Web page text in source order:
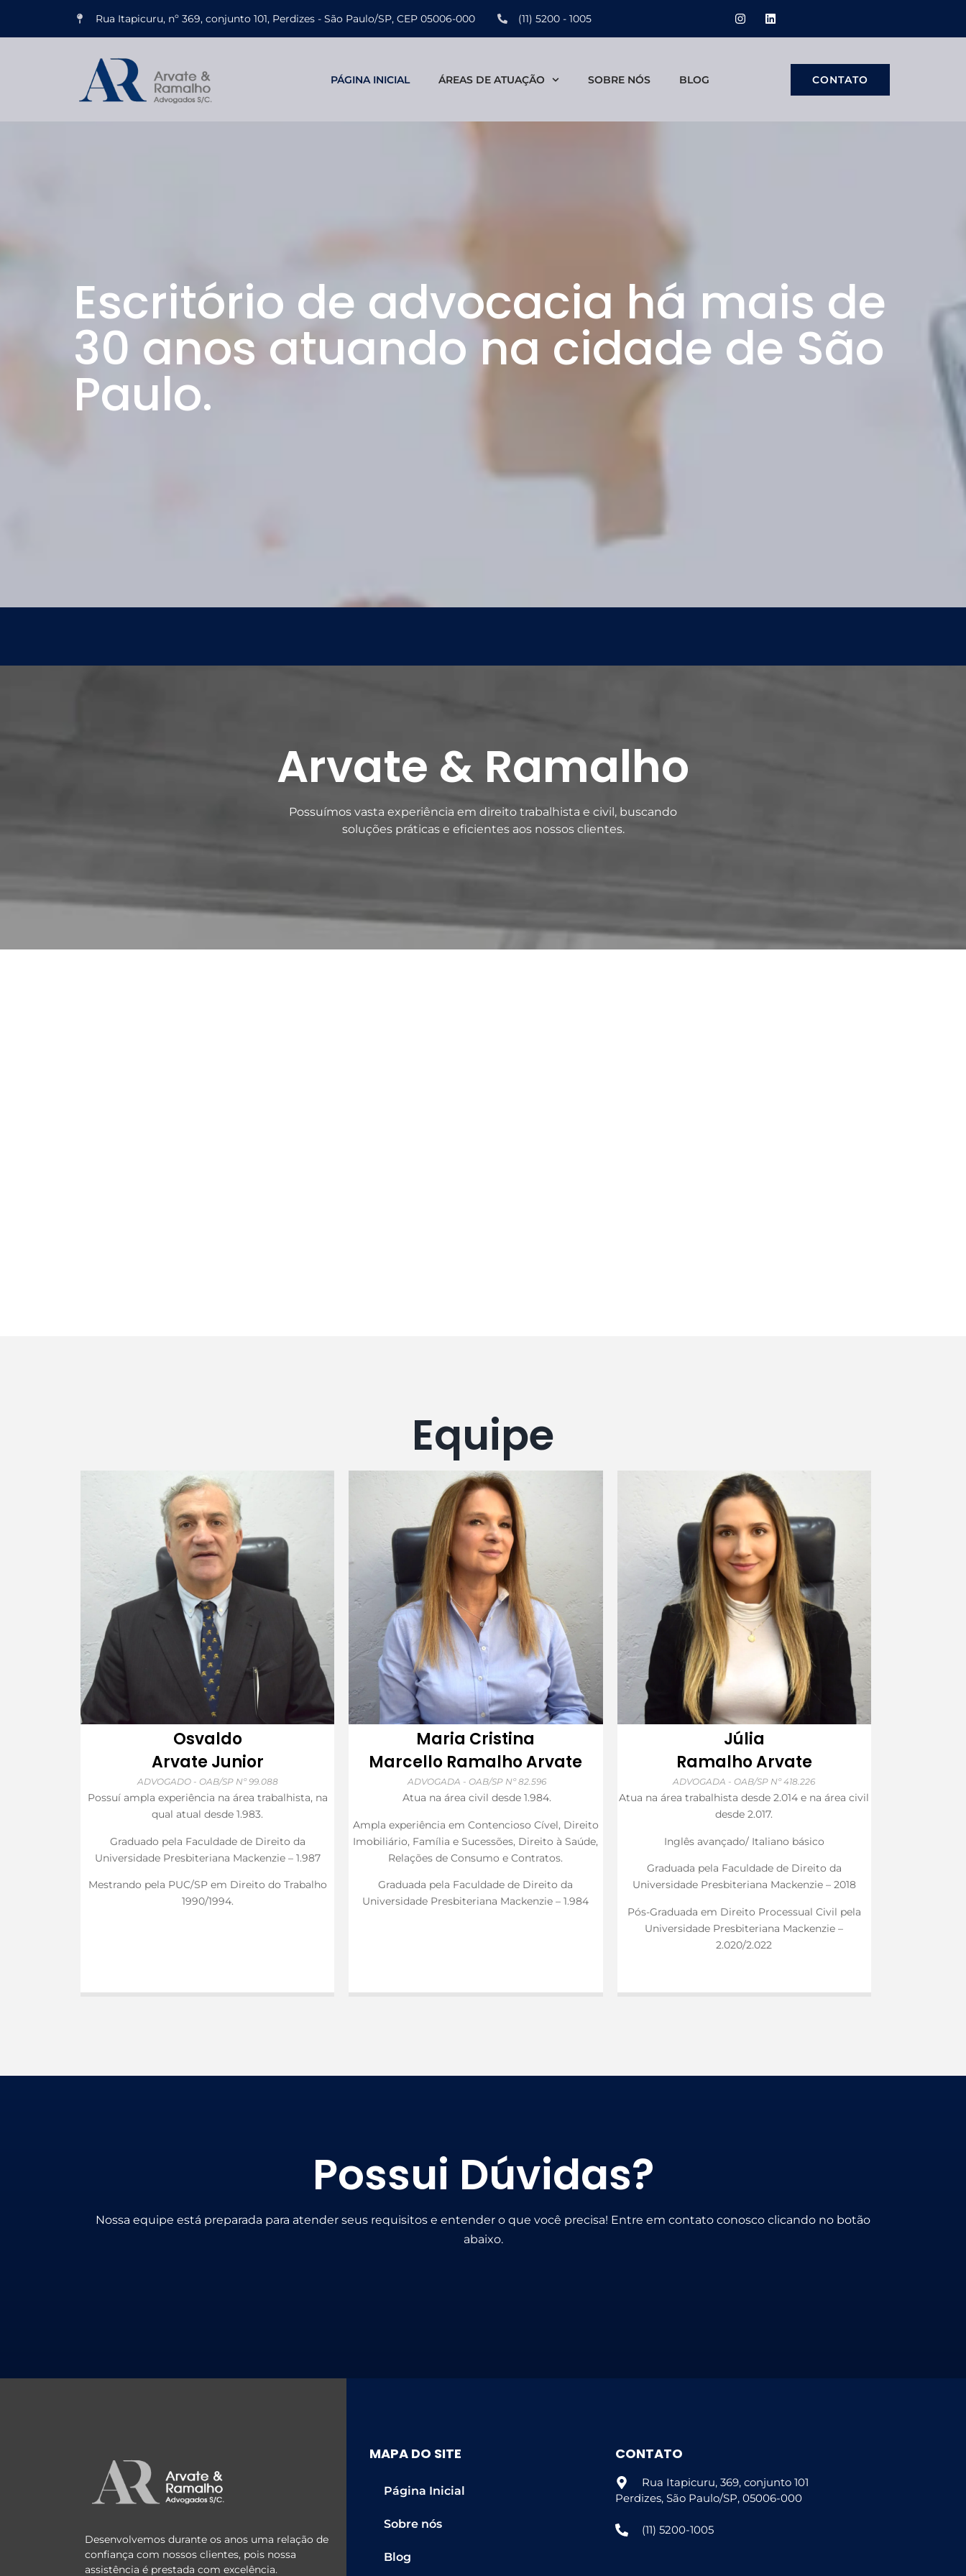
Rua Itapicuru, nº 369, conjunto 101, Perdizes - São Paulo/SP, CEP 05006-000 (11) 5200 - 1005
PÁGINA INICIAL ÁREAS DE ATUAÇÃO SOBRE NÓS BLOG CONTATO
Escritório de advocacia há mais de
30 anos atuando na cidade de São
Paulo.
Arvate & Ramalho
Possuímos vasta experiência em direito trabalhista e civil, buscando
soluções práticas e eficientes aos nossos clientes.
Equipe
Osvaldo
Arvate Junior
ADVOGADO - OAB/SP Nº 99.088
Possuí ampla experiência na área trabalhista, na
qual atual desde 1.983.
Graduado pela Faculdade de Direito da
Universidade Presbiteriana Mackenzie – 1.987
Mestrando pela PUC/SP em Direito do Trabalho
1990/1994.
Maria Cristina
Marcello Ramalho Arvate
ADVOGADA - OAB/SP Nº 82.596
Atua na área civil desde 1.984.
Ampla experiência em Contencioso Cível, Direito
Imobiliário, Família e Sucessões, Direito à Saúde,
Relações de Consumo e Contratos.
Graduada pela Faculdade de Direito da
Universidade Presbiteriana Mackenzie – 1.984
Júlia
Ramalho Arvate
ADVOGADA - OAB/SP Nº 418.226
Atua na área trabalhista desde 2.014 e na área civil
desde 2.017.
Inglês avançado/ Italiano básico
Graduada pela Faculdade de Direito da
Universidade Presbiteriana Mackenzie – 2018
Pós-Graduada em Direito Processual Civil pela
Universidade Presbiteriana Mackenzie –
2.020/2.022
Possui Dúvidas?
Nossa equipe está preparada para atender seus requisitos e entender o que você precisa! Entre em contato conosco clicando no botão
abaixo.
Desenvolvemos durante os anos uma relação de
confiança com nossos clientes, pois nossa
assistência é prestada com excelência.
MAPA DO SITE
Página Inicial
Sobre nós
Blog
CONTATO
Rua Itapicuru, 369, conjunto 101
Perdizes, São Paulo/SP, 05006-000
(11) 5200-1005